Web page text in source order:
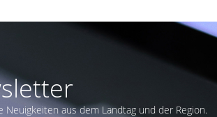
Neuigkeiten aus dem Landtag und der Region.